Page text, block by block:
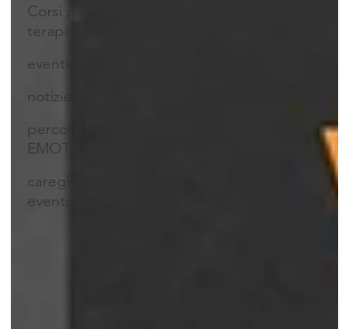
Corsi per
terapisti
eventi
notizie
percorsi
EMOTIVIAMOCI
caregivers
events 2025